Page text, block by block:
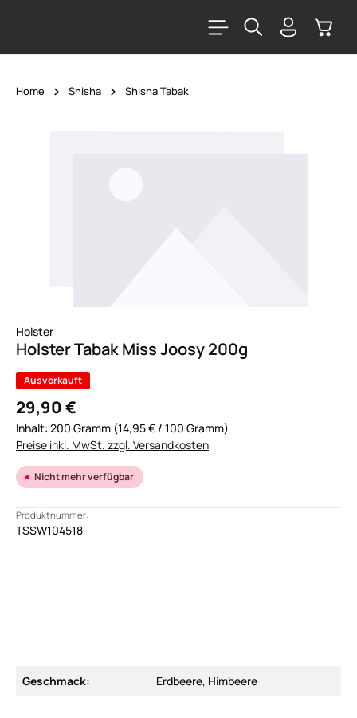
Home Shisha Shisha Tabak
Holster
Holster Tabak Miss Joosy 200g
Ausverkauft
29,90 €
Inhalt: 200 Gramm (14,95 € / 100 Gramm)
Preise inkl. MwSt. zzgl. Versandkosten
Nicht mehr verfügbar
Produktnummer:
TSSW104518
Geschmack: Erdbeere, Himbeere